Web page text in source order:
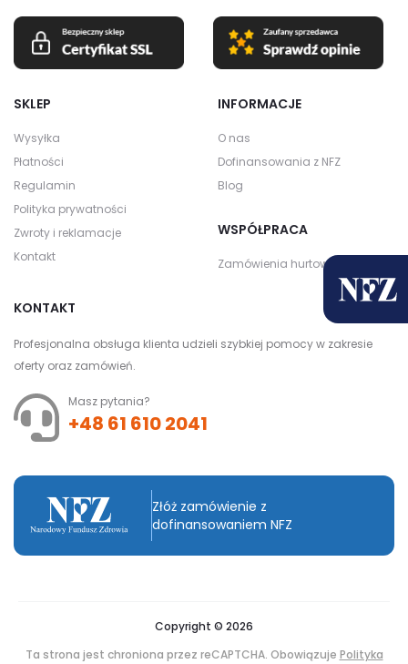
SKLEP
Wysyłka
Płatności
Regulamin
Polityka prywatności
Zwroty i reklamacje
Kontakt
INFORMACJE
O nas
Dofinansowania z NFZ
Blog
WSPÓŁPRACA
Zamówienia hurtowe
KONTAKT
Profesjonalna obsługa klienta udzieli szybkiej pomocy w zakresie
oferty oraz zamówień.
Masz pytania?
+48 61 610 2041
Złóż zamówienie z
dofinansowaniem NFZ
Copyright © 2026
Ta strona jest chroniona przez reCAPTCHA. Obowiązuje Polityka